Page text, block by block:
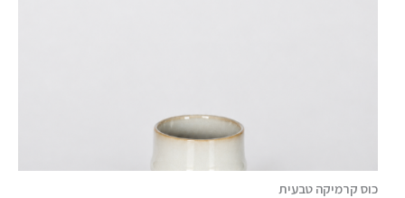
כוס קרמיקה טבעית